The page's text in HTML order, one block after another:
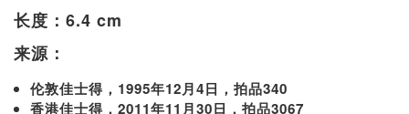
长度：6.4 cm
来源：
伦敦佳士得，1995年12月4日，拍品340
香港佳士得，2011年11月30日，拍品3067